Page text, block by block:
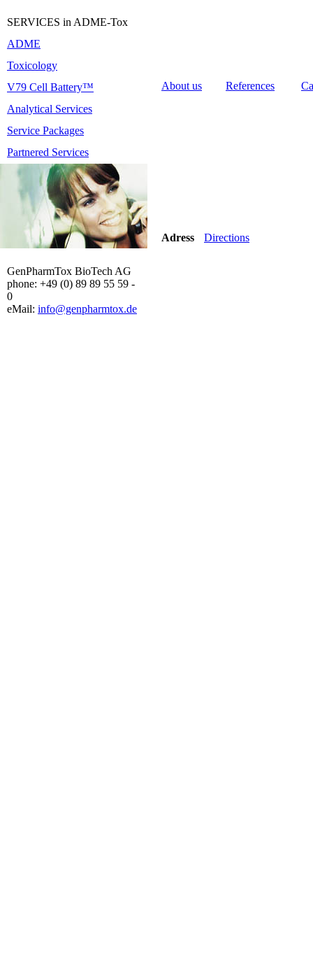
SERVICES in ADME-Tox
ADME
Toxicology
V79 Cell Battery™
Analytical Services
Service Packages
Partnered Services
GenPharmTox BioTech AG
phone: +49 (0) 89 89 55 59 -
0
eMail: info@genpharmtox.de
About us References
Adress Directions